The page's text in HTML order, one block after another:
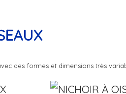
des formes et dimensions très